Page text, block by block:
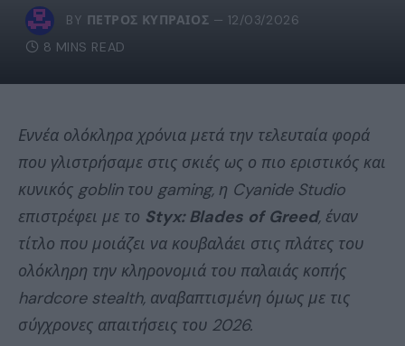
BY ΠΈΤΡΟΣ ΚΥΠΡΑΊΟΣ
12/03/2026
8 MINS READ
Εννέα ολόκληρα χρόνια μετά την τελευταία φορά
που γλιστρήσαμε στις σκιές ως ο πιο εριστικός και
κυνικός goblin του gaming, η Cyanide Studio
επιστρέφει με το Styx:Blades of Greed, έναν
τίτλο που μοιάζει να κουβαλάει στις πλάτες του
ολόκληρη την κληρονομιά του παλαιάς κοπής
hardcore stealth, αναβαπτισμένη όμως με τις
σύγχρονες απαιτήσεις του 2026.